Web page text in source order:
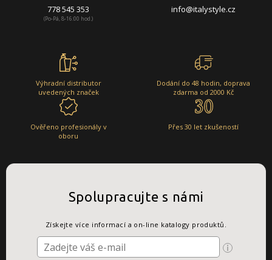
778 545 353
(Po-Pá, 8-16:00 hod.)
info@italystyle.cz
Výhradní distributor
uvedených značek
Dodání do 48 hodin, doprava
zdarma od 2000 Kč
Ověřeno profesionály v
oboru
Přes 30 let zkušeností
Spolupracujte s námi
Získejte více informací a on-line katalogy produktů.